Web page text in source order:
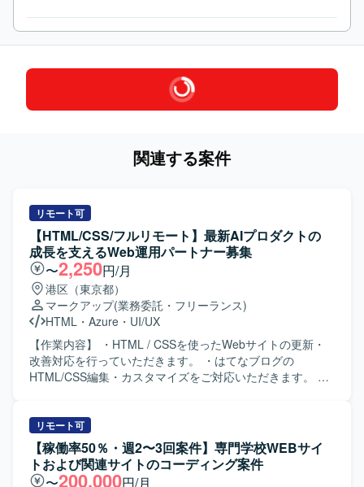
関連する案件
リモート可
【HTML/CSS/フルリモート】最新AIプロダクトの
成長を支えるWeb運用パートナー募集
〜2,250円/月
港区（東京都）
マークアップ(業務委託・フリーランス)
HTML ・ Azure ・ UI/UX
【作業内容】 ・HTML / CSSを使ったWebサイトの更新・
改善対応を行っていただきます。 ・はてなブログの
HTML/CSS編集・カスタマイズをご対応いただきます。 ・
件の理解を前提とした導線改善の提案・実装を行っていた
だきます。 ・AIツール（ChatGPT・Claude等）を活用した
効率的な更新フローの推進を行っていただきます。 ・継続
的な運用サポートおよびサイト品質の維持・向上に取り組
リモート可
【稼働率50％・週2〜3回案件】専門学校WEBサイ
トおよび関連サイトのコーディング案件
〜200,000円/月